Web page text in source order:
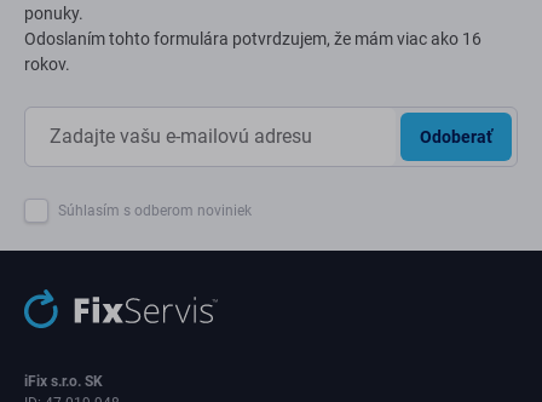
ponuky.
Odoslaním tohto formulára potvrdzujem, že mám viac ako 16
rokov.
Odoberať
Súhlasím s odberom noviniek
iFix s.r.o. SK